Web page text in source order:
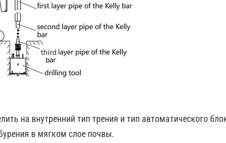
на внутренний тип трения и тип автоматического
в мягком слое почвы.